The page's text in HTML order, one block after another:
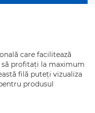
care facilitează
profitaţi la maximum
filă puteţi vizualiza
produsul